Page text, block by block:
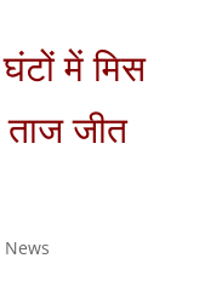
में मिस
ताज जीत
News